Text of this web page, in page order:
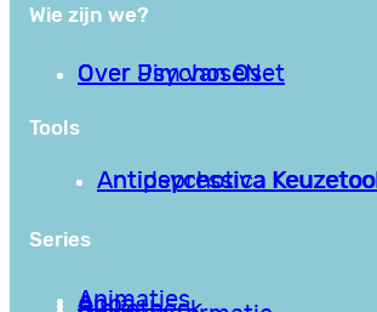
Wie zijn we?
Over PsychoseNet
Over Jim van Os
Tools
Antipsychotica Keuzetool
Antidepressiva Keuzetool
Series
Animaties
Apps